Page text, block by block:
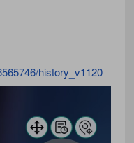
history_v1120